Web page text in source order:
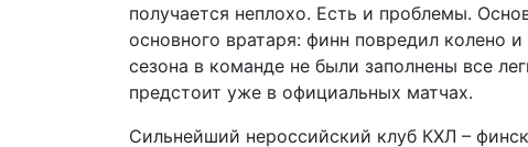
получается неплохо. Есть и проблемы.
основного вратаря: финн повредил колено
сезона в команде не были заполнены все
предстоит уже в официальных матчах.
Сильнейший нероссийский клуб КХЛ –